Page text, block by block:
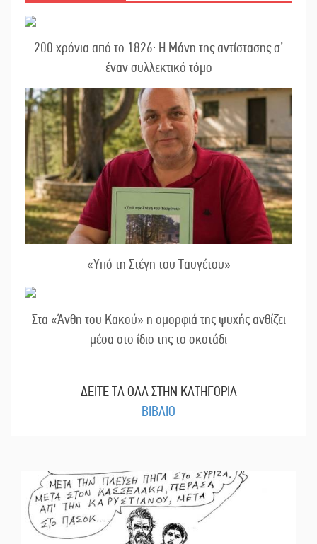
200 χρόνια από το 1826: Η Μάνη της αντίστασης σ’
έναν συλλεκτικό τόμο
«Υπό τη Στέγη του Ταϋγέτου»
Στα «Άνθη του Κακού» η ομορφιά της ψυχής ανθίζει
μέσα στο ίδιο της το σκοτάδι
ΔΕΙΤΕ ΤΑ ΟΛΑ ΣΤΗΝ ΚΑΤΗΓΟΡΙΑ
ΒΙΒΛΙΟ